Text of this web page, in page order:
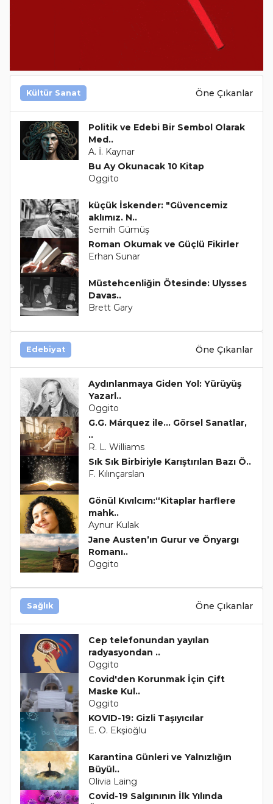
Kültür Sanat Öne Çıkanlar
Politik ve Edebi Bir Sembol Olarak
Med..
A. İ. Kaynar
Bu Ay Okunacak 10 Kitap
Oggito
küçük İskender: "Güvencemiz
aklımız. N..
Semih Gümüş
Roman Okumak ve Güçlü Fikirler
Erhan Sunar
Müstehcenliğin Ötesinde: Ulysses
Davas..
Brett Gary
Edebiyat Öne Çıkanlar
Aydınlanmaya Giden Yol: Yürüyüş
Yazarl..
Oggito
G.G. Márquez ile... Görsel Sanatlar,
..
R. L. Williams
Sık Sık Birbiriyle Karıştırılan Bazı Ö..
F. Kılınçarslan
Gönül Kıvılcım:“Kitaplar harflere
mahk..
Aynur Kulak
Jane Austen’ın Gurur ve Önyargı
Romanı..
Oggito
Sağlık Öne Çıkanlar
Cep telefonundan yayılan
radyasyondan ..
Oggito
Covid'den Korunmak İçin Çift
Maske Kul..
Oggito
KOVID-19: Gizli Taşıyıcılar
E. O. Ekşioğlu
Karantina Günleri ve Yalnızlığın
Büyül..
Olivia Laing
Covid-19 Salgınının İlk Yılında